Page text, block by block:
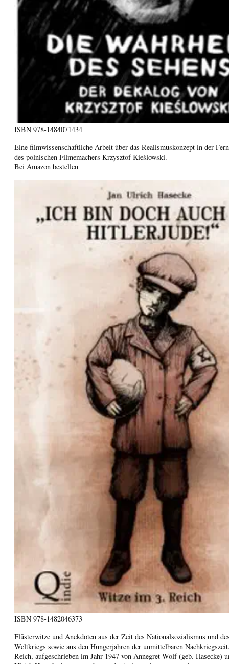
ISBN 978-1484071434
Eine filmwissenschaftliche Arbeit über das Realismuskonzept in der
des polnischen Filmemachers Krzysztof Kieślowski.
Bei Amazon bestellen
ISBN 978-1482046373
Flüsterwitze und Anekdoten aus der Zeit des Nationalsozialismus und
Weltkriegs sowie aus den Hungerjahren der unmittelbaren
Reich, aufgeschrieben im Jahr 1947 von Annegret Wolf (geb. Hasecke)